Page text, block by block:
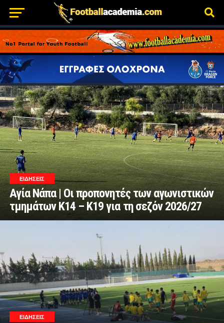
ΕΙΔΗΣΕΙΣ
Αγία Νάπα | Οι προπονητές των αγωνιστικών
τμημάτων Κ14 – Κ19 για τη σεζόν 2026/27
ΕΙΔΗΣΕΙΣ